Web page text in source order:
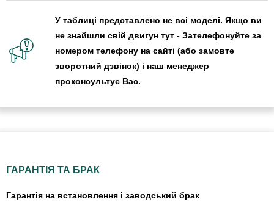
У таблиці представлено не всі моделі. Якщо ви
не знайшли свій двигун тут - Зателефонуйте за
номером телефону на сайті (або замовте
зворотний дзвінок) і наш менеджер
проконсультує Вас.
ГАРАНТІЯ ТА БРАК
Гарантія на встановлення і заводський брак